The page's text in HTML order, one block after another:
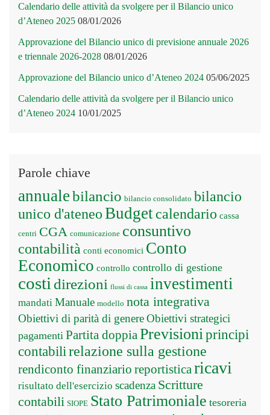
Calendario delle attività da svolgere per il Bilancio unico
d’Ateneo 2025 08/01/2026
Approvazione del Bilancio unico di previsione annuale 2026
e triennale 2026-2028 08/01/2026
Approvazione del Bilancio unico d’Ateneo 2024 05/06/2025
Calendario delle attività da svolgere per il Bilancio unico
d’Ateneo 2024 10/01/2025
Parole chiave
annualebilancio bilancio consolidato bilancio
unico d'ateneoBudgetcalendario cassa
centri CGA comunicazione consuntivo
contabilità conti economici Conto
Economico controllo controllo di gestione
costi direzioni flussi di cassa investimenti
mandati Manuale modello nota integrativa
Obiettivi di parità di genereObiettivi strategici
pagamenti Partita doppia Previsioni principi
contabili relazione sulla gestione
rendiconto finanziario reportistica ricavi
risultato dell'esercizio scadenza Scritture
contabili SIOPE Stato Patrimoniale tesoreria